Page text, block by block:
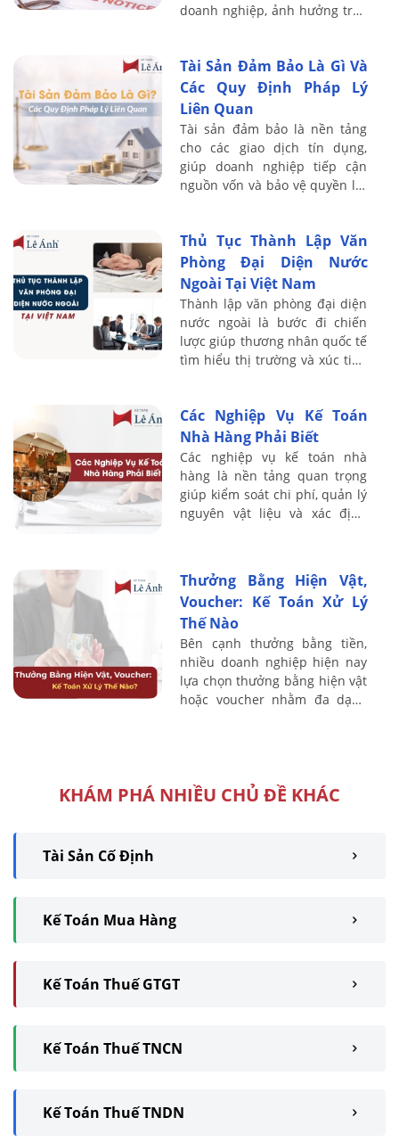
doanh nghiệp, ảnh hưởng trực
nghiệm ...
Tài Sản Đảm Bảo Là Gì Và
Các Quy Định Pháp Lý
Liên Quan
Tài sản đảm bảo là nền tảng
cho các giao dịch tín dụng,
giúp doanh nghiệp tiếp cận
nguồn vốn và bảo vệ quyền lợi
hơn 20.000 ...
Thủ Tục Thành Lập Văn
Phòng Đại Diện Nước
Ngoài Tại Việt Nam
Thành lập văn phòng đại diện
nước ngoài là bước đi chiến
lược giúp thương nhân quốc tế
tìm hiểu thị trường và xúc tiến
chiến, ...
Các Nghiệp Vụ Kế Toán
Nhà Hàng Phải Biết
Các nghiệp vụ kế toán nhà
hàng là nền tảng quan trọng
giúp kiểm soát chi phí, quản lý
nguyên vật liệu và xác định
thù nhà ...
Thưởng Bằng Hiện Vật,
Voucher: Kế Toán Xử Lý
Thế Nào
Bên cạnh thưởng bằng tiền,
nhiều doanh nghiệp hiện nay
lựa chọn thưởng bằng hiện vật
hoặc voucher nhằm đa dạng
KHÁM PHÁ NHIỀU CHỦ ĐỀ KHÁC
Tài Sản Cố Định
Kế Toán Mua Hàng
Kế Toán Thuế GTGT
Kế Toán Thuế TNCN
Kế Toán Thuế TNDN